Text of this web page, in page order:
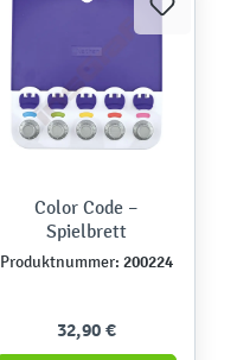
Color Code –
Spielbrett
Produktnummer: 200224
32,90 €